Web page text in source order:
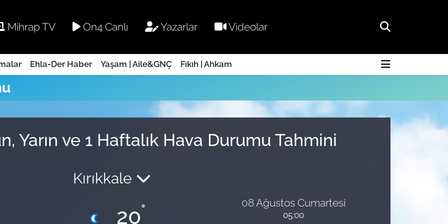
Mihrap TV On4 Canlı Yazarlar Videolar
Ehla-Der Haber Yaşam | Aile&GNÇ Fıkıh | Ahkam
Yarın ve 1 Haftalık Hava Durumu Tahmini
Kırıkkale
20° 08 Ağustos Cumartesi
05:00